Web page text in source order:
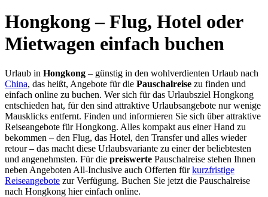
Hongkong – Flug, Hotel oder
Mietwagen einfach buchen
Urlaub in Hongkong – günstig in den wohlverdienten Urlaub nach
China, das heißt, Angebote für die Pauschalreise zu finden und
einfach online zu buchen. Wer sich für das Urlaubsziel Hongkong
entschieden hat, für den sind attraktive Urlaubsangebote nur wenige
Mausklicks entfernt. Finden und informieren Sie sich über attraktive
Reiseangebote für Hongkong. Alles kompakt aus einer Hand zu
bekommen – den Flug, das Hotel, den Transfer und alles wieder
retour – das macht diese Urlaubsvariante zu einer der beliebtesten
und angenehmsten. Für die preiswerte Pauschalreise stehen Ihnen
neben Angeboten All-Inclusive auch Offerten fürkurzfristige
Reiseangebote zur Verfügung. Buchen Sie jetzt die Pauschalreise
nach Hongkong hier einfach online.